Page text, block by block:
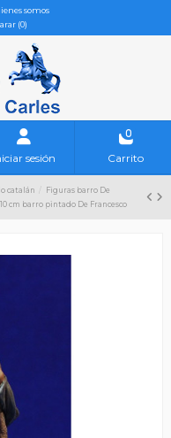
somos
(0)
sesión
0
Carrito
catalán
Figuras barro De
cm barro pintado De Francesco